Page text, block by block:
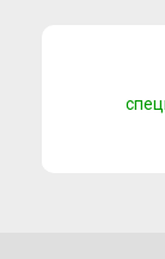
Моно-